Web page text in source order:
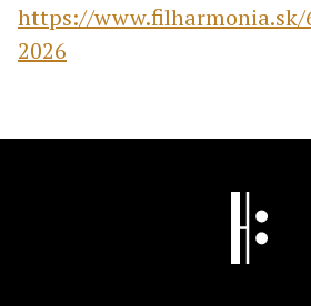
https://www.filharmonia.sk/
2026